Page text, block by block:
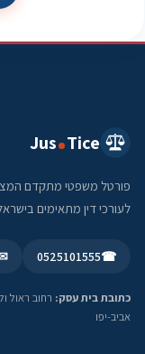
Jus Tice
פורטל משפטי מתקדם
לעורכי דין מתאימים
☎
0525101555
tice.co.il
כתובת בית עסק:
אביב-יפו